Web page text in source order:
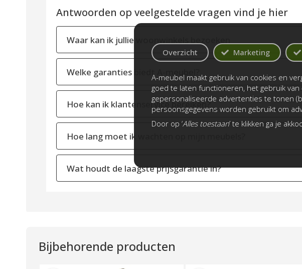
Antwoorden op veelgestelde vragen vind je hier
Waar kan ik jullie woonwinkels bezoeken
Welke garanties biedt A-meubel?
Hoe kan ik klantenservice bereiken?
Hoe lang moet ik wachten op mijn meubels?
Wat houdt de laagste prijsgarantie in?
Bijbehorende producten
Overzicht Marketing
A-meubel maakt gebruik van cookies en
goed te laten functioneren, het gebruik
gepersonaliseerde advertenties te tonen
persoonsgegevens worden gebruikt om
Door op ‘Alles toestaan’ te klikken ga je